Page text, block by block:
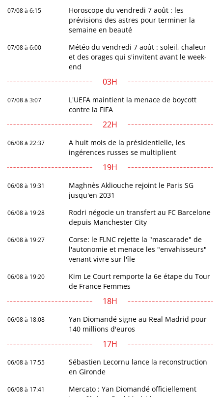
07/08 à 6:15
Horoscope du vendredi 7 août : les
prévisions des astres pour terminer la
semaine en beauté
07/08 à 6:00
Météo du vendredi 7 août : soleil, chaleur
et des orages qui s'invitent avant le week-
end
03H
07/08 à 3:07
L'UEFA maintient la menace de boycott
contre la FIFA
22H
06/08 à 22:37
A huit mois de la présidentielle, les
ingérences russes se multiplient
19H
06/08 à 19:31
Maghnès Akliouche rejoint le Paris SG
jusqu'en 2031
06/08 à 19:28
Rodri négocie un transfert au FC Barcelone
depuis Manchester City
06/08 à 19:27
Corse: le FLNC rejette la "mascarade" de
l'autonomie et menace les "envahisseurs"
venant vivre sur l'île
06/08 à 19:20
Kim Le Court remporte la 6e étape du Tour
de France Femmes
18H
06/08 à 18:08
Yan Diomandé signe au Real Madrid pour
140 millions d'euros
17H
06/08 à 17:55
Sébastien Lecornu lance la reconstruction
en Gironde
06/08 à 17:41
Mercato : Yan Diomandé officiellement